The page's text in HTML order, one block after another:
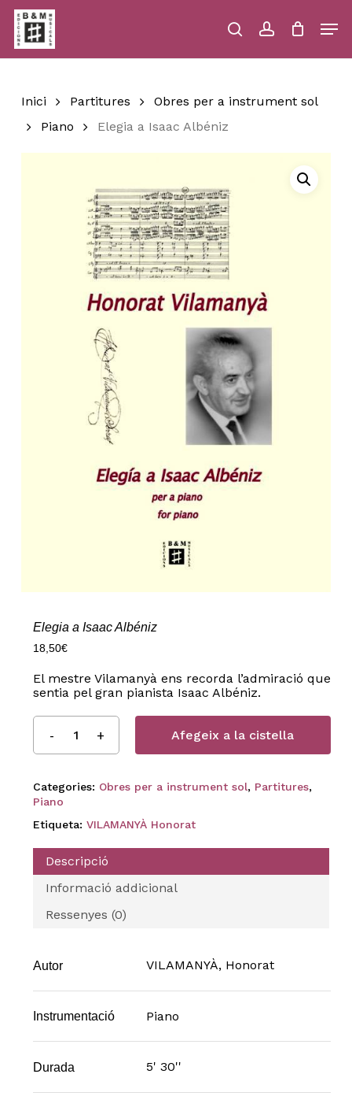
Skip
main
content
searchaccount
Close
Inici Partitures
Obres per a instrument sol
Piano
Elegia a Isaac Albéniz
Elegia a Isaac Albéniz
18,50€
El mestre Vilamanyà ens recorda l’admiració que
sentia pel gran pianista Isaac Albéniz.
Afegeix a la cistella
Categories: Obres per a instrument sol, Partitures,
Piano
Etiqueta: VILAMANYÀ Honorat
Descripció
Informació addicional
Ressenyes (0)
Autor VILAMANYÀ, Honorat
Instrumentació Piano
Durada 5' 30''
Menu